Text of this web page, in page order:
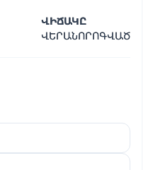
ՎԻՃԱԿԸ
ՎԵՐԱՆՈՐՈԳՎԱԾ